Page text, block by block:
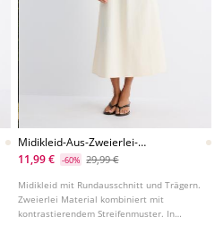
Midikleid-Aus-Zweierlei-
Material-Mit-Tragern
11,99 € -60% 29,99 €
Midikleid mit Rundausschnitt und Trägern.
Zweierlei Material kombiniert mit
kontrastierendem Streifenmuster. In